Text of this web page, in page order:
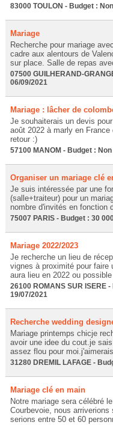
83000 TOULON - Budget :
Mariage
Recherche pour mariage
cadre aux alentours de
sur place. Salle de repas
07500 GUILHERAND-
06/09/2021
Mariage : lâcher de
Je souhaiterais un devis
août 2022 à marly en
retour :)
57100 MANOM - Budget :
Organiser un mariage clé
Je suis intéressée par une
(salle+traiteur) pour un
nombre d'invités en fonction
75007 PARIS - Budget : 30
Mariage 2022/2023
Je recherche un lieu de
vignes à proximité pour faire
aura lieu en 2022 ou
26100 ROMANS SUR ISERE
19/07/2021
Recherche wedding
Mariage printemps chicje
avoir une idee du cout.je
assez flou pour
31280 DREMIL LAFAGE -
Mariage clé en main
Notre mariage sera célébré
Courbevoie, nous
serions entre 50 et 60